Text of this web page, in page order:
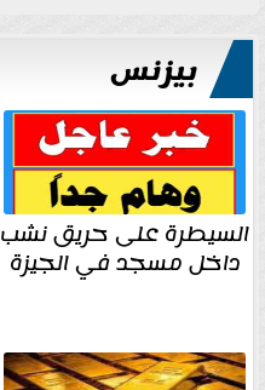
بيزنس
السيطرة على حريق نشب
داخل مسجد في الجيزة